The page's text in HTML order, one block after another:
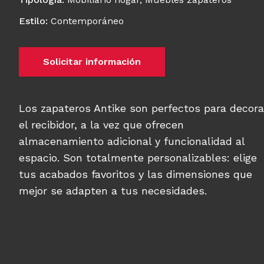
Estilo: Contemporáneo
Solicitar información
Los zapateros Antike son perfectos para
el recibidor, a la vez que ofrecen
almacenamiento adicional y funcionalidad al
espacio. Son totalmente personalizables: elige
tus acabados favoritos y las dimensiones que
mejor se adapten a tus necesidades.